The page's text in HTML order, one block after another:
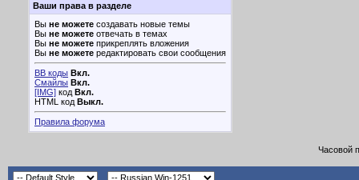
Ваши права в разделе
Вы не можете создавать новые темы
Вы не можете отвечать в темах
Вы не можете прикреплять вложения
Вы не можете редактировать свои сообщения
BB коды Вкл.
Смайлы Вкл.
[IMG] код Вкл.
HTML код Выкл.
Правила форума
Часовой